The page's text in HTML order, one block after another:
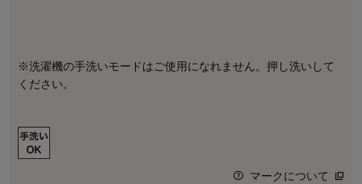
※洗濯機の手洗いモードはご使用になれません。押し洗いして
ください。
マークについて